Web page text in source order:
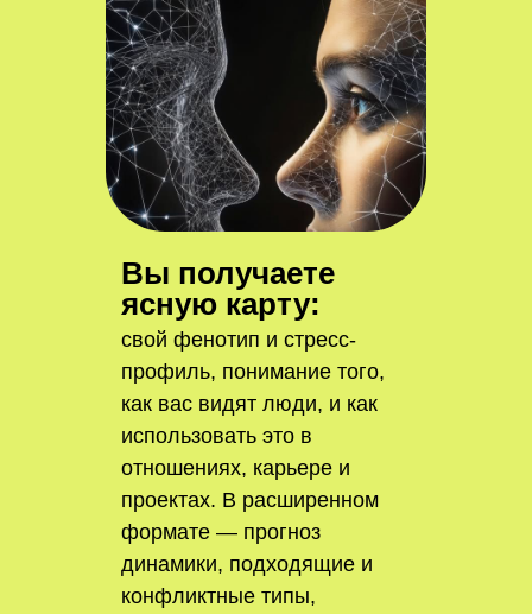
свой фенотип и стресс-
профиль, понимание того,
как вас видят люди, и как
использовать это в
отношениях, карьере и
проектах. В расширенном
формате — прогноз
динамики, подходящие и
конфликтные типы,
Вы получаете
ясную карту: